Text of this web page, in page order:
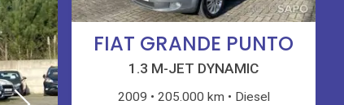
FIAT GRANDE PUNTO
1.3 M-JET DYNAMIC
2009 205.000 km
Diesel